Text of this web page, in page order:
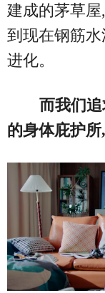
建成的茅草
到现在钢筋
进化。
而我们
的身体庇护所